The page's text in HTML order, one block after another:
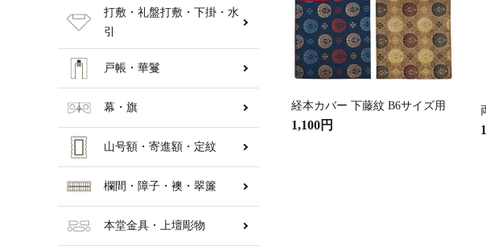
経本カバー 下藤紋 B6サイズ用
1,100円
打敷・礼盤打敷・下掛・水
引
戸帳・華鬘
幕・旗
山号額・寄進額・定紋
欄間・障子・襖・翠簾
本堂金具・上壇彫物